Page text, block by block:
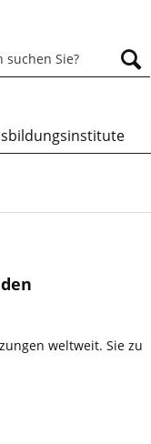
weltweit. Sie zu